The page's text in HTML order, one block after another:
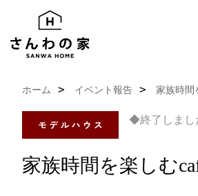
ホーム イベント報告 家族時間
◆終了しまし
家族時間を楽しむ